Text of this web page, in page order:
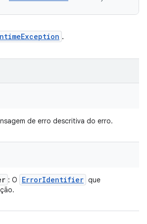
.
de erro descritiva do erro.
: O ErrorIdentifier que